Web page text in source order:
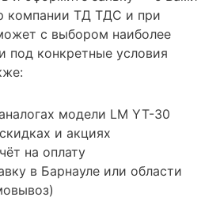
компании ТД ТДС и при
с выбором наиболее
под конкретные условия
модели LM YT-30
и акциях
на оплату
в Барнауле или области